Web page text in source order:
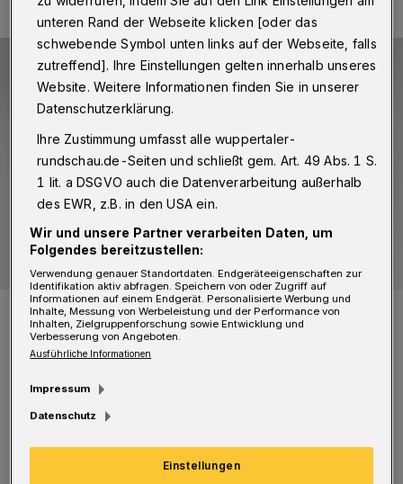
Popa Chubby.
Foto: Phlip Ducap
Der Bluesgitarrist hatte 2019 hat den Saal mit
mehr als 700 Besucherinnen und Besuchern
unteren Rand der Webseite klicken [oder das
schwebende Symbol unten links auf der Webseite, falls
zutreffend]. Ihre Einstellungen gelten innerhalb unseres
Website. Weitere Informationen finden Sie in unserer
Datenschutzerklärung.
Ihre Zustimmung umfasst alle wuppertaler-
rundschau.de-Seiten und schließt gem. Art. 49 Abs. 1 S.
1 lit. a DSGVO auch die Datenverarbeitung außerhalb
des EWR, z.B. in den USA ein.
Wir und unsere Partner verarbeiten Daten, um
Folgendes bereitzustellen:
Verwendung genauer Standortdaten. Endgeräteeigenschaften zur
Identifikation aktiv abfragen. Speichern von oder Zugriff auf
Informationen auf einem Endgerät. Personalisierte Werbung und
Inhalte, Messung von Werbeleistung und der Performance von
Inhalten, Zielgruppenforschung sowie Entwicklung und
Verbesserung von Angeboten.
Ausführliche Informationen
Impressum
Datenschutz
Einstellungen